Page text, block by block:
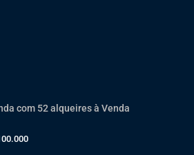
com 52 alqueires à Venda